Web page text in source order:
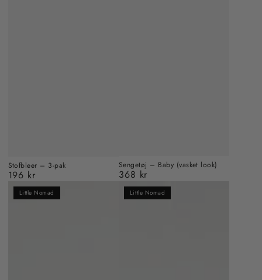
Stofbleer – 3-pak
Almindelig
pris
196 kr
Sengetøj – Baby (vasket look)
Almindelig
pris
368 kr
Little Nomad Little Nomad